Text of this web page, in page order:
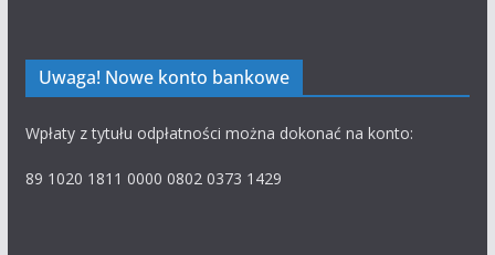
Uwaga! Nowe konto bankowe
Wpłaty z tytułu odpłatności można dokonać na konto:
89 1020 1811 0000 0802 0373 1429